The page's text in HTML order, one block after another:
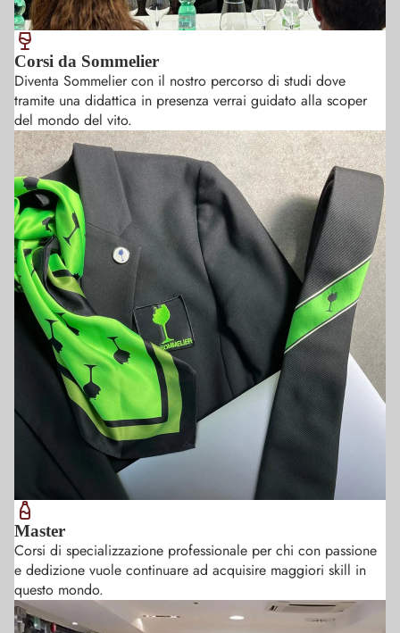
Corsi da Sommelier
Diventa Sommelier con il nostro percorso di studi dove
tramite una didattica in presenza verrai guidato alla scoper
del mondo del vito.
Master
Corsi di specializzazione professionale per chi con passione
e dedizione vuole continuare ad acquisire maggiori skill in
questo mondo.